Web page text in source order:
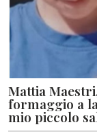
Mattia
formaggio a
mio piccolo